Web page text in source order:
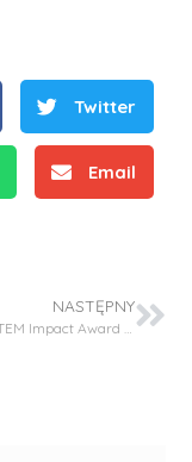
Twitter
Email
NASTĘPNY
Fulbright STEM Impact Award 2022-23